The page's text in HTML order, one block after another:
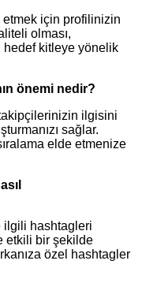
etmek için profilinizin
olması,
hedef kitleye yönelik
önemi nedir?
ilgisini
sağlar.
elde etmenize
ilgili hashtagleri
etkili bir şekilde
özel hashtagler